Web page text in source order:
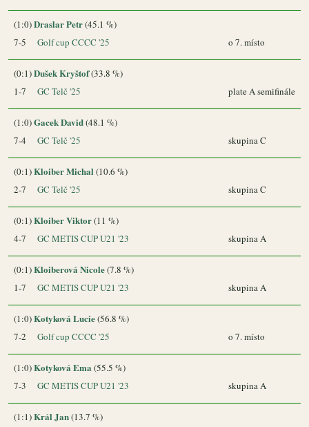
(1:0)Draslar Petr(45.1 %)
7-5
Golf cup CCCC '25 o 7. místo
(0:1)Dušek Kryštof(33.8 %)
1-7
GC Telč '25 plate A semifinále
(1:0)Gacek David(48.1 %)
7-4
GC Telč '25 skupina C
(0:1)Kloiber Michal (10.6 %)
2-7
GC Telč '25 skupina C
(0:1)Kloiber Viktor(11 %)
4-7
GC METIS CUP U21 '23 skupina A
(0:1)Kloiberová Nicole(7.8 %)
1-7
GC METIS CUP U21 '23 skupina A
(1:0)Kotyková Lucie(56.8 %)
7-2
Golf cup CCCC '25 o 7. místo
(1:0)Kotyková Ema (55.5 %)
7-3
GC METIS CUP U21 '23 skupina A
(1:1)Král Jan(13.7 %)